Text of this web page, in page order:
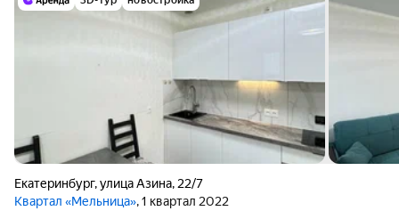
Екатеринбург,улица Азина, 22/7
Квартал «Мельница», 1 квартал 2022